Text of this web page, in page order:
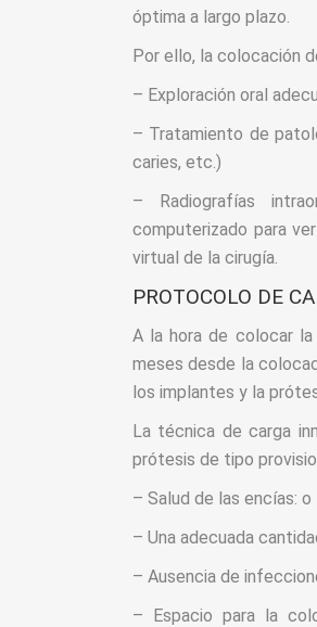
óptima a largo plazo.
Por ello, la colocación
– Exploración oral
– Tratamiento de
caries, etc.)
– Radiografías
computerizado para
virtual de la cirugía.
PROTOCOLO DE
A la hora de colocar
meses desde la
los implantes y la
La técnica de carga
prótesis de tipo
– Salud de las encías:
– Una adecuada
– Ausencia de
– Espacio para la